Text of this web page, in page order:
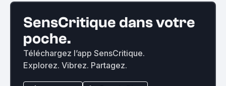
SensCritique dans votre
poche.
Téléchargez l’app SensCritique.
Explorez. Vibrez. Partagez.